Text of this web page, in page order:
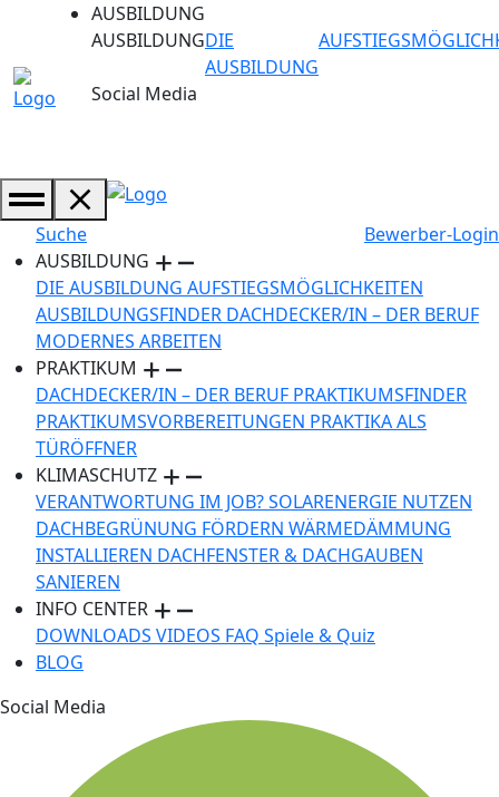
AUSBILDUNG
AUSBILDUNGDIE
AUSBILDUNG
Social Media
Suche
Bewerber-Login
AUSBILDUNG
DIE AUSBILDUNG AUFSTIEGSMÖGLICHKEITEN
AUSBILDUNGSFINDER DACHDECKER/IN – DER BERUF
MODERNES ARBEITEN
PRAKTIKUM
DACHDECKER/IN – DER BERUF PRAKTIKUMSFINDER
PRAKTIKUMSVORBEREITUNGEN PRAKTIKA ALS
TÜRÖFFNER
KLIMASCHUTZ
VERANTWORTUNG IM JOB?SOLARENERGIE NUTZEN
DACHBEGRÜNUNG FÖRDERN WÄRMEDÄMMUNG
INSTALLIEREN DACHFENSTER & DACHGAUBEN
SANIEREN
INFO CENTER
DOWNLOADS VIDEOS FAQ Spiele & Quiz
BLOG
Social Media